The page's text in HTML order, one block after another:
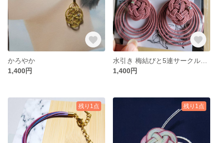
かろやか
1,400円
1,400円
残り1点 残り1点